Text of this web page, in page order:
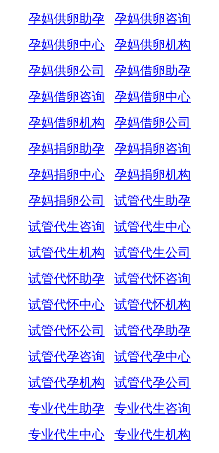
孕妈供卵助孕
孕妈供卵咨询
孕妈供卵中心
孕妈供卵机构
孕妈供卵公司
孕妈借卵助孕
孕妈借卵咨询
孕妈借卵中心
孕妈借卵机构
孕妈借卵公司
孕妈捐卵助孕
孕妈捐卵咨询
孕妈捐卵中心
孕妈捐卵机构
孕妈捐卵公司
试管代生助孕
试管代生咨询
试管代生中心
试管代生机构
试管代生公司
试管代怀助孕
试管代怀咨询
试管代怀中心
试管代怀机构
试管代怀公司
试管代孕助孕
试管代孕咨询
试管代孕中心
试管代孕机构
试管代孕公司
专业代生助孕
专业代生咨询
专业代生中心
专业代生机构